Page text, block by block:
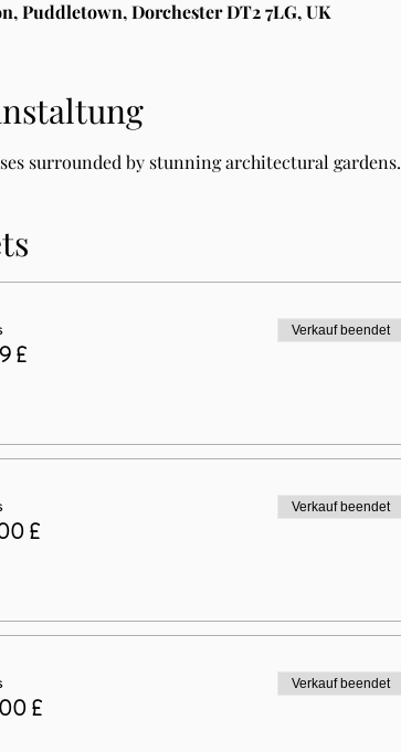
Puddletown, Dorchester DT2 7LG, UK
surrounded by stunning architectural gardens.
£
Verkauf beendet
£
Verkauf beendet
£
Verkauf beendet